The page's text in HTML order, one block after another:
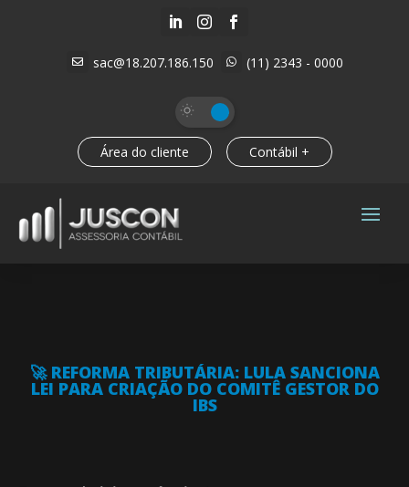
  
 sac@18.207.186.150  (11) 2343 - 0000
Área do cliente Contábil +
🚀 REFORMA TRIBUTÁRIA: LULA SANCIONA
LEI PARA CRIAÇÃO DO COMITÊ GESTOR DO
IBS